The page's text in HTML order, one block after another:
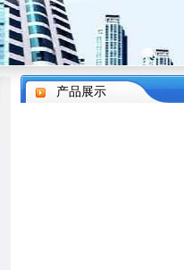
产品展示